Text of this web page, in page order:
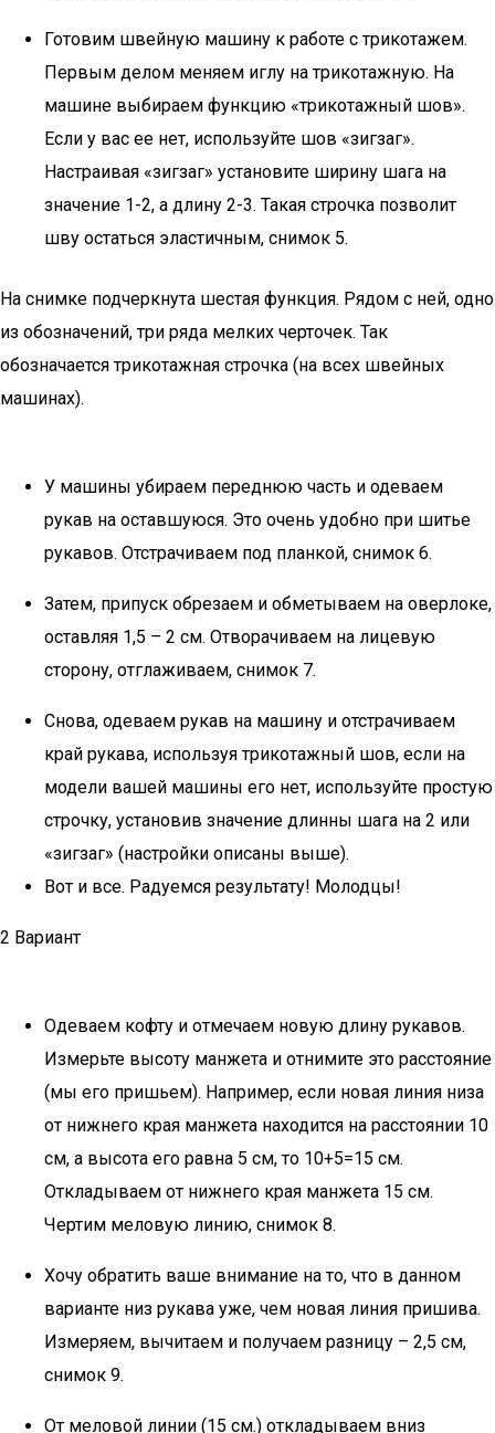
Готовим швейную машину к работе с трикотажем.
Первым делом меняем иглу на трикотажную. На
машине выбираем функцию «трикотажный шов».
Если у вас ее нет, используйте шов «зигзаг».
Настраивая «зигзаг» установите ширину шага на
значение 1-2, а длину 2-3. Такая строчка позволит
шву остаться эластичным, снимок 5.
На снимке подчеркнута шестая функция. Рядом с ней, одно
из обозначений, три ряда мелких черточек. Так
обозначается трикотажная строчка (на всех швейных
машинах).
У машины убираем переднюю часть и одеваем
рукав на оставшуюся. Это очень удобно при шитье
рукавов. Отстрачиваем под планкой, снимок 6.
Затем, припуск обрезаем и обметываем на оверлоке,
оставляя 1,5 – 2 см. Отворачиваем на лицевую
сторону, отглаживаем, снимок 7.
Снова, одеваем рукав на машину и отстрачиваем
край рукава, используя трикотажный шов, если на
модели вашей машины его нет, используйте простую
строчку, установив значение длинны шага на 2 или
«зигзаг» (настройки описаны выше).
Вот и все. Радуемся результату! Молодцы!
2 Вариант
Одеваем кофту и отмечаем новую длину рукавов.
Измерьте высоту манжета и отнимите это расстояние
(мы его пришьем). Например, если новая линия низа
от нижнего края манжета находится на расстоянии 10
см, а высота его равна 5 см, то 10+5=15 см.
Откладываем от нижнего края манжета 15 см.
Чертим меловую линию, снимок 8.
Хочу обратить ваше внимание на то, что в данном
варианте низ рукава уже, чем новая линия пришива.
Измеряем, вычитаем и получаем разницу – 2,5 см,
снимок 9.
От меловой линии (15 см.) откладываем вниз